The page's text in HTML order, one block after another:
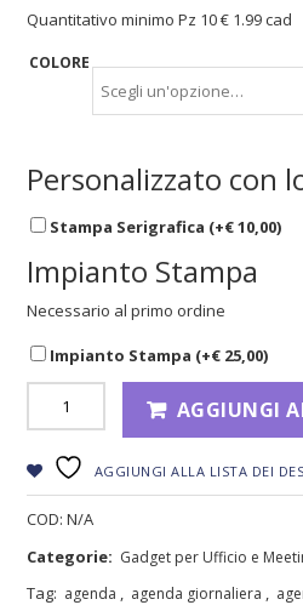
Quantitativo minimo Pz 10 € 1.99 cad
COLORE
Personalizzato con
Stampa Serigrafica (+€10,00)
Impianto Stampa
Necessario al primo ordine
Impianto Stampa (+€ 25,00)
AGGIUNGI
AGGIUNGI ALLA LISTA DEI
COD: N/A
Categorie: Gadget per Ufficio e
Tag: agenda , agenda giornaliera ,